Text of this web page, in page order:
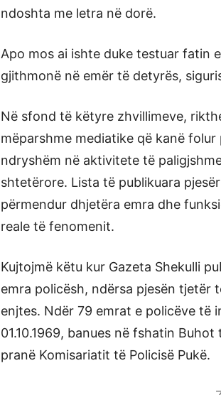
ndoshta me letra në dorë.
Apo mos ai ishte duke testuar fatin
gjithmonë në emër të detyrës,
Në sfond të këtyre zhvillimeve,
mëparshme mediatike që kanë
ndryshëm në aktivitete të
shtetërore. Lista të publikuara
përmendur dhjetëra emra dhe
reale të fenomenit.
Kujtojmë këtu kur Gazeta Shekulli
emra policësh, ndërsa pjesën
enjtes. Ndër 79 emrat e policëve të
01.10.1969, banues në fshatin
pranë Komisariatit të Policisë Pukë.